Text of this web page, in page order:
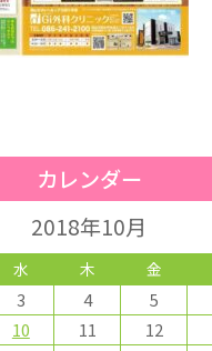
カレンダー
2018年10月
水 木 金
3 4 5
10 11 12